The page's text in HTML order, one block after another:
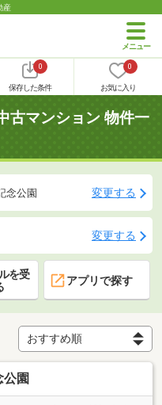
産
0
保存した条件
0
お気に入り
古マンション 物件一
念公園 変更する
変更する
を受
アプリで探す
園